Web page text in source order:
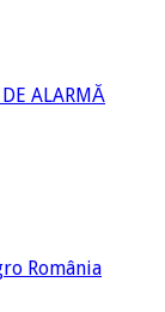
ALARMĂ
România